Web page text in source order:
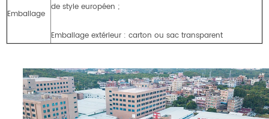
Emballage
de style européen ;
Emballage extérieur : carton ou sac transparent